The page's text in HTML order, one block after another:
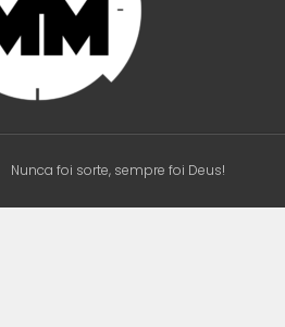
Nunca foi sorte, sempre foi Deus!